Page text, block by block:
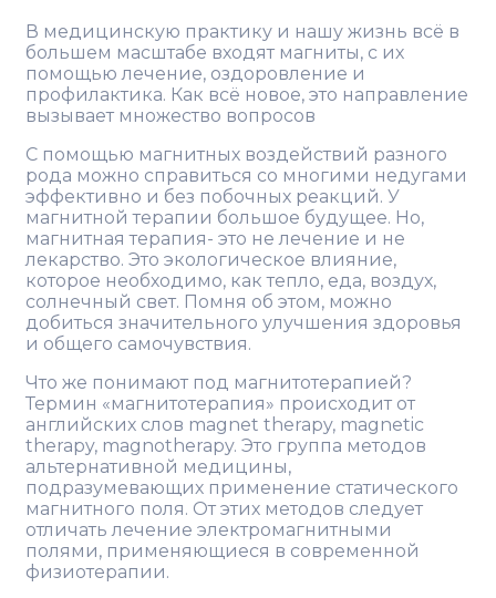
В медицинскую практику и нашу жизнь всё в
большем масштабе входят магниты, с их
помощью лечение, оздоровление и
профилактика. Как всё новое, это направление
вызывает множество вопросов
С помощью магнитных воздействий разного
рода можно справиться со многими недугами
эффективно и без побочных реакций. У
магнитной терапии большое будущее. Но,
магнитная терапия- это не лечение и не
лекарство. Это экологическое влияние,
которое необходимо, как тепло, еда, воздух,
солнечный свет. Помня об этом, можно
добиться значительного улучшения здоровья
и общего самочувствия.
Что же понимают под магнитотерапией?
Термин «магнитотерапия» происходит от
английских слов magnet therapy, magnetic
therapy, magnotherapy. Это группа методов
альтернативной медицины,
подразумевающих применение статического
магнитного поля. От этих методов следует
отличать лечение электромагнитными
полями, применяющиеся в современной
физиотерапии.